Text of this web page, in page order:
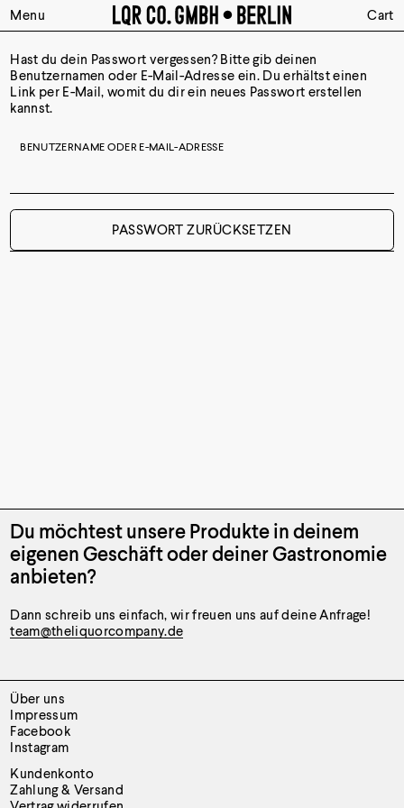
Menu Cart
Hast du dein Passwort vergessen? Bitte gib deinen
Benutzernamen oder E-Mail-Adresse ein. Du erhältst einen
Link per E-Mail, womit du dir ein neues Passwort erstellen
kannst.
BENUTZERNAME ODER E-MAIL-ADRESSE
PASSWORT ZURÜCKSETZEN
Du möchtest unsere Produktein deinem
eigenen Geschäft oderdeiner Gastronomie
anbieten?
Dann schreib uns einfach, wir freuen uns auf deine Anfrage!
team@theliquorcompany.de
Über uns
Impressum
Facebook
Instagram
Kundenkonto
Zahlung & Versand